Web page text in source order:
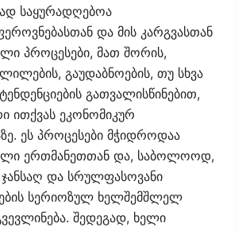
საყურადღებოა
და მის კარგვასთან
პროცესები, მათ შორის,
გაუდაბნოების, თუ სხვა
გათვალისწინებით,
ითქვას ეკონომიკურ
ეს პროცესები მჭიდროდაა
ერთმანეთთან და, საბოლოოდ,
ჯანსაღ და სრულფასოვანი
სერიოზულ ხელშემშლელ
შედეგად, ხელი